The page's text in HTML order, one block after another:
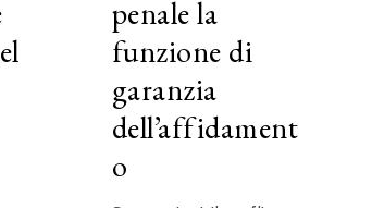
penale la
funzione di
garanzia
dell’affidament
o